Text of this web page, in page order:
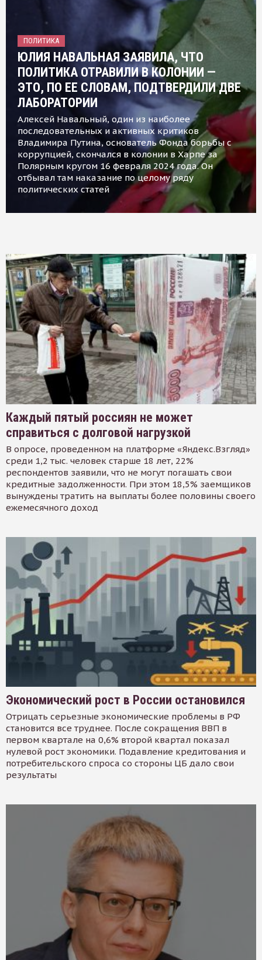
ПОЛИТИКА
ЮЛИЯ НАВАЛЬНАЯ ЗАЯВИЛА, ЧТО
ПОЛИТИКА ОТРАВИЛИ В КОЛОНИИ —
ЭТО, ПО ЕЕ СЛОВАМ, ПОДТВЕРДИЛИ ДВЕ
ЛАБОРАТОРИИ
Алексей Навальный, один из наиболее
последовательных и активных критиков
Владимира Путина, основатель Фонда борьбы с
коррупцией, скончался в колонии в Харпе за
Полярным кругом 16 февраля 2024 года. Он
отбывал там наказание по целому ряду
политических статей
Каждый пятый россиян не может
справиться с долговой нагрузкой
В опросе, проведенном на платформе «Яндекс.Взгляд»
среди 1,2 тыс. человек старше 18 лет, 22%
респондентов заявили, что не могут погашать свои
кредитные задолженности. При этом 18,5% заемщиков
вынуждены тратить на выплаты более половины своего
ежемесячного доход
Экономический рост в России остановился
Отрицать серьезные экономические проблемы в РФ
становится все труднее. После сокращения ВВП в
первом квартале на 0,6% второй квартал показал
нулевой рост экономики. Подавление кредитования и
потребительского спроса со стороны ЦБ дало свои
результаты